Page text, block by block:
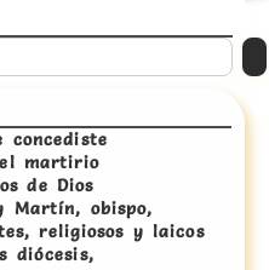
concediste
martirio
de Dios
Martín, obispo,
religiosos y laicos
diócesis,